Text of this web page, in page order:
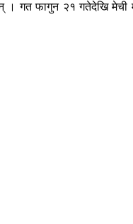
। गत फागुन २१ गतेदेखि